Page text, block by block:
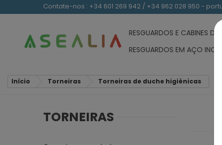
Contate-nos : +34 601 269 942 / +34 962 028 950 -
RESGUARDOS E CABINES
RESGUARDOS EM AÇO
Início Torneiras Torneiras de duche higiénicas
TORNEIRAS